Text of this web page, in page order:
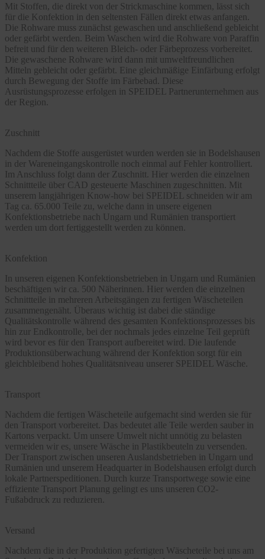
Mit Stoffen, die direkt von der Strickmaschine kommen, lässt sich
für die Konfektion in den seltensten Fällen direkt etwas anfangen.
Die Rohware muss zunächst gewaschen und anschließend gebleicht
oder gefärbt werden. Beim Waschen wird die Rohware von Paraffin
befreit und für den weiteren Bleich- oder Färbeprozess vorbereitet.
Die gewaschene Rohware wird dann mit umweltfreundlichen
Mitteln gebleicht oder gefärbt. Eine gleichmäßige Einfärbung erfolgt
durch Bewegung der Stoffe im Färbebad. Diese
Ausrüstungsprozesse erfolgen in SPEIDEL Partnerunternehmen aus
der Region.
Zuschnitt
Nachdem die Stoffe ausgerüstet wurden werden sie in Bodelshausen
in der Wareneingangskontrolle noch einmal auf Fehler kontrolliert.
Im Anschluss folgt dann der Zuschnitt. Hier werden die einzelnen
Schnittteile über CAD gesteuerte Maschinen zugeschnitten. Mit
unserem langjährigen Know-how bei SPEIDEL schneiden wir am
Tag ca. 65.000 Teile zu, welche dann in unsere eigenen
Konfektionsbetriebe nach Ungarn und Rumänien transportiert
werden um dort fertiggestellt werden zu können.
Konfektion
In unseren eigenen Konfektionsbetrieben in Ungarn und Rumänien
beschäftigen wir ca. 500 Näherinnen. Hier werden die einzelnen
Schnittteile in mehreren Arbeitsgängen zu fertigen Wäscheteilen
zusammengenäht. Überaus wichtig ist dabei die ständige
Qualitätskontrolle während des gesamten Konfektionsprozesses bis
hin zur Endkontrolle, bei der nochmals jedes einzelne Teil geprüft
wird bevor es für den Transport aufbereitet wird. Die laufende
Produktionsüberwachung während der Konfektion sorgt für ein
gleichbleibend hohes Qualitätsniveau unserer SPEIDEL Wäsche.
Transport
Nachdem die fertigen Wäscheteile aufgemacht sind werden sie für
den Transport vorbereitet. Das bedeutet alle Teile werden sauber in
Kartons verpackt. Um unsere Umwelt nicht unnötig zu belasten
vermeiden wir es, unsere Wäsche in Plastikbeuteln zu versenden.
Der Transport zwischen unseren Auslandsbetrieben in Ungarn und
Rumänien und unserem Headquarter in Bodelshausen erfolgt durch
lokale Partnerspeditionen. Durch kurze Transportwege sowie eine
effiziente Transport Planung gelingt es uns unseren CO2-
Fußabdruck zu reduzieren.
Versand
Nachdem die in der Produktion gefertigten Wäscheteile bei uns am